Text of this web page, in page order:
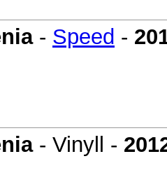
- Speed -
- Vinyll -